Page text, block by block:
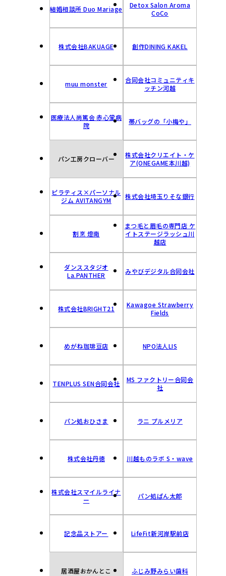
結婚相談所 Duo Mariage
Detox Salon Aroma
CoCo
株式会社BAKUAGE 創作DINING KAKEL
muu monster
合同会社コミュニティキ
ッチン河越
医療法人尚篤会 赤心堂病
院
帯バッグの「小梅や」
パン工房クローバー
株式会社クリエイト・ケ
ア(ONEGAME本川越)
ピラティス×︎パーソナル
ジム AVITANGYM
株式会社埼玉りそな銀行
割烹 燈南
まつ毛と眉毛の専門店 ケ
イトステージラッシュ川
越店
ダンススタジオ
La.PANTHER
みやびデジタル合同会社
株式会社BRIGHT21
Kawagoe Strawberry
Fields
めがね珈琲豆店 NPO法人LIS
TENPLUS SEN合同会社
MS ファクトリー合同会
社
パン処おひさま ラニ プルメリア
株式会社丹徳 川越ものラボ S・wave
株式会社スマイルライナ
ー
パン処ぱん太郎
記念品ストアー LifeFit新河岸駅前店
居酒屋おかんとこ ふじみ野みらい歯科